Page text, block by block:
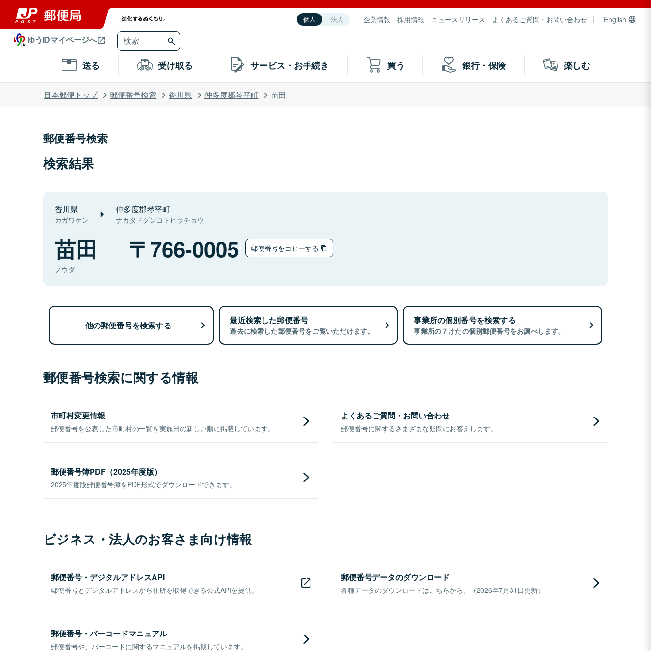
個人 法人 企業情報 採用情報 ニュースリリース よくあるご質問・お問い合わせ English
ゆうIDマイページへ
送る 受け取る サービス・お手続き 買う 銀行・保険 楽しむ
日本郵便トップ 郵便番号検索 香川県 仲多度郡琴平町 苗田
郵便番号検索
検索結果
香川県
カガワケン
仲多度郡琴平町
ナカタドグンコトヒラチョウ
苗田
ノウダ
766-0005 郵便番号をコピーする
他の郵便番号を検索する 最近検索した郵便番号
過去に検索した郵便番号をご覧いただけます。
事業所の個別番号を検索する
事業所の７けたの個別郵便番号をお調べします。
郵便番号検索に関する情報
市町村変更情報
郵便番号を公表した市町村の一覧を実施日の新しい順に掲載しています。
よくあるご質問・お問い合わせ
郵便番号に関するさまざまな疑問にお答えします。
郵便番号簿PDF（2025年度版）
2025年度版郵便番号簿をPDF形式でダウンロードできます。
ビジネス・法人のお客さま向け情報
郵便番号・デジタルアドレスAPI
郵便番号とデジタルアドレスから住所を取得できる公式APIを提供。
郵便番号データのダウンロード
各種データのダウンロードはこちらから。（2026年7月31日更新）
郵便番号・バーコードマニュアル
郵便番号や、バーコードに関するマニュアルを掲載しています。